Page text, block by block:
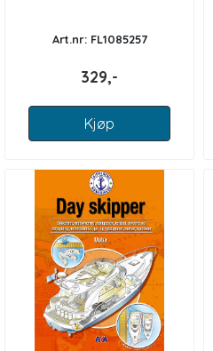
Art.nr: FL1085257
329,-
Kjøp